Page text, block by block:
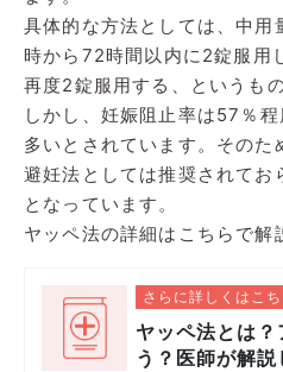
具体的な方法としては、中用
時から72時間以内に2錠服用
再度2錠服用する、というもの
しかし、妊娠阻止率は57％
多いとされています。そのた
避妊法としては推奨されてお
となっています。
ヤッペ法の詳細はこちらで解
さらに詳しくはこち
ヤッペ法とは
う？医師が解説